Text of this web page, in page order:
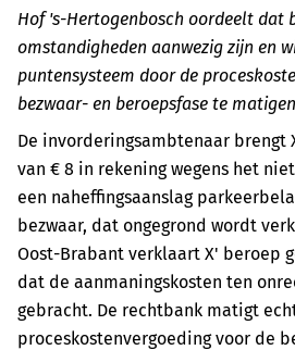
Hof 's-Hertogenbosch oordeelt dat
omstandigheden aanwezig zijn en
puntensysteem door de
bezwaar- en beroepsfase te
De invorderingsambtenaar brengt
van € 8 in rekening wegens het
een naheffingsaanslag
bezwaar, dat ongegrond wordt
Oost-Brabant verklaart X' beroep
dat de aanmaningskosten ten
gebracht. De rechtbank matigt
proceskostenvergoeding voor de